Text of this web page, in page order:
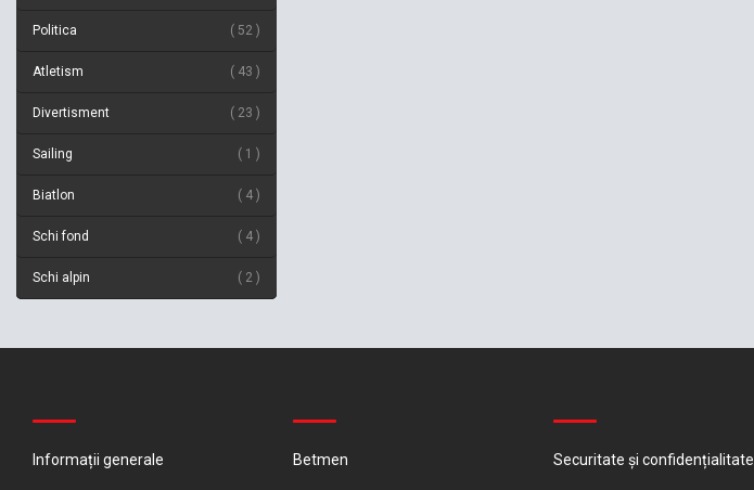
Politica 52
Atletism 43
Divertisment 23
Sailing 1
Biatlon 4
Schi fond 4
Schi alpin 2
Informații generale Betmen Securitate și confidențialitate